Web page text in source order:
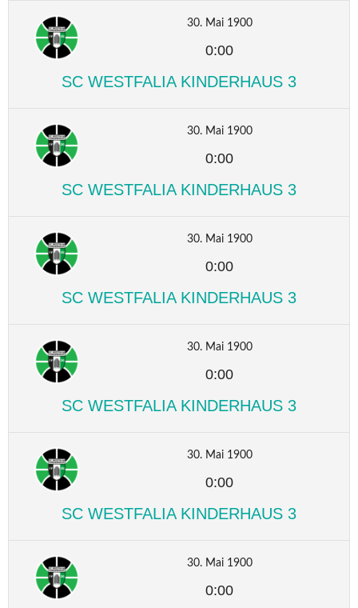
30. Mai 1900
0:00
SC WESTFALIA KINDERHAUS 3
30. Mai 1900
0:00
SC WESTFALIA KINDERHAUS 3
30. Mai 1900
0:00
SC WESTFALIA KINDERHAUS 3
30. Mai 1900
0:00
SC WESTFALIA KINDERHAUS 3
30. Mai 1900
0:00
SC WESTFALIA KINDERHAUS 3
30. Mai 1900
0:00